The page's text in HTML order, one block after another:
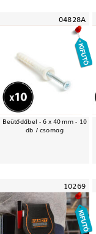
04828A
Beütődűbel - 6 x 40 mm - 10
db / csomag
10269